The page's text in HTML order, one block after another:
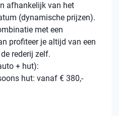
afhankelijk van het
(dynamische prijzen).
met een
profiteer je altijd van een
rederij zelf.
+ hut):
hut: vanaf € 380,-